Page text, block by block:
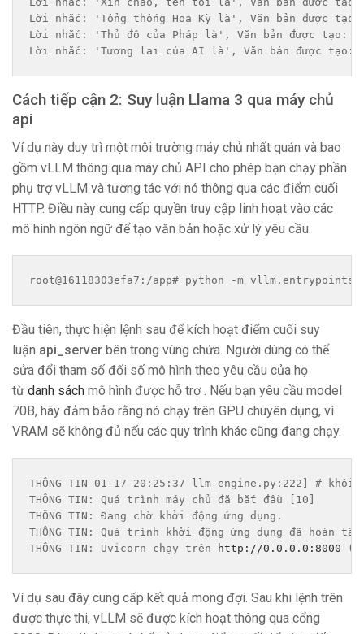
Lời nhắc: 'Tổng thống Hoa Kỳ là', Văn bản được
Lời nhắc: 'Thủ đô của Pháp là', Văn bản được
Lời nhắc: 'Tương lai của AI là', Văn bản được tạo:
Cách tiếp cận 2: Suy luận Llama 3 qua máy chủ
api
Ví dụ này duy trì một môi trường máy chủ nhất quán và bao
gồm vLLM thông qua máy chủ API cho phép bạn chạy phần
phụ trợ vLLM và tương tác với nó thông qua các điểm cuối
HTTP. Điều này cung cấp quyền truy cập linh hoạt vào các
mô hình ngôn ngữ để tạo văn bản hoặc xử lý yêu cầu.
root@16118303efa7:/app# python -m
Đầu tiên, thực hiện lệnh sau để kích hoạt điểm cuối suy
luận api_server bên trong vùng chứa. Người dùng có thể
sửa đổi tham số đối số mô hình theo yêu cầu của họ
từ danh sách mô hình được hỗ trợ . Nếu bạn yêu cầu model
70B, hãy đảm bảo rằng nó chạy trên GPU chuyên dụng, vì
VRAM sẽ không đủ nếu các quy trình khác cũng đang chạy.
THÔNG TIN 01-17 20:25:37 llm_engine.py:222] # khối
THÔNG TIN: Quá trình máy chủ đã bắt đầu [10]
THÔNG TIN: Đang chờ khởi động ứng dụng.
THÔNG TIN: Quá trình khởi động ứng dụng đã hoàn
THÔNG TIN: Uvicorn chạy trên
http://0.0.0.0:8000
Ví dụ sau đây cung cấp kết quả mong đợi. Sau khi lệnh trên
được thực thi, vLLM sẽ được kích hoạt thông qua cổng